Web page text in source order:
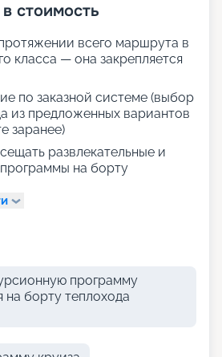
стоимость
всего маршрута в
класса — она закрепляется
по заказной системе (выбор
из предложенных вариантов
заранее)
развлекательные и
на борту
программу
на борту теплохода